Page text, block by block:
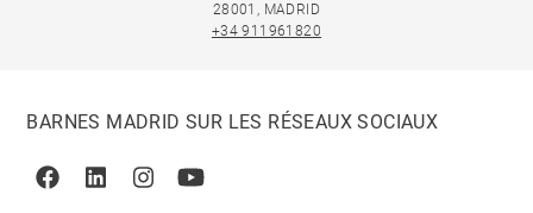
28001, MADRID
+34 911961820
BARNES MADRID SUR LES RÉSEAUX SOCIAUX
FacebookLinkedinInstagramYoutube